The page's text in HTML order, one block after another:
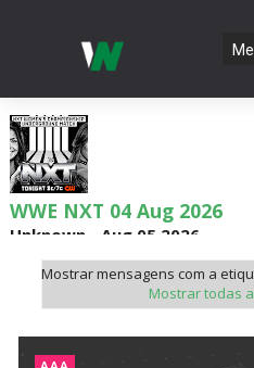
WWE NXT 04 Aug 2026
Unknown Aug 05 2026
WWE Monday Night Raw
Unknown
Mostrar mensagens com a
Mostrar todas